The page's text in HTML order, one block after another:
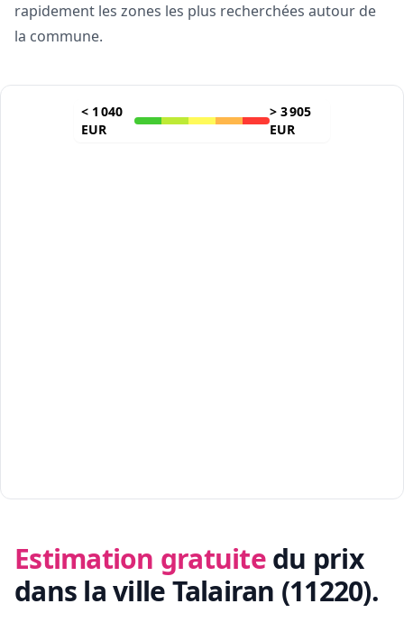
rapidement les zones les plus recherchées autour de
la commune.
< 1 040
EUR
> 3 905
EUR
Estimation gratuite du prix
dans la ville Talairan (11220).